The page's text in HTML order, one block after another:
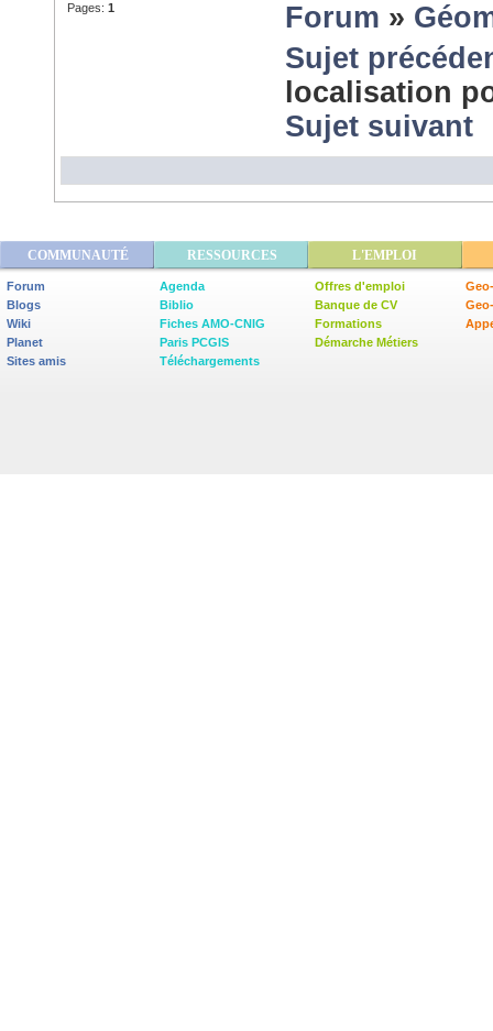
Pages: 1 Forum »
Sujet
localisation
Sujet suivant
COMMUNAUTÉ RESSOURCES L'EMPLOI
Forum
Blogs
Wiki
Planet
Sites amis
Agenda
Biblio
Fiches AMO-CNIG
Paris PCGIS
Téléchargements
Offres d'emploi
Banque de CV
Formations
Démarche Métiers